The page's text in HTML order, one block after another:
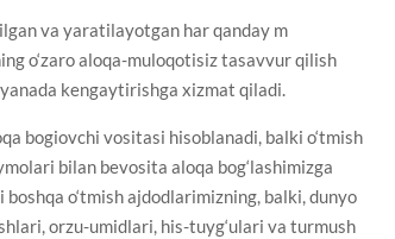
va yaratilayotgan har qanday m
o‘zaro aloqa-muloqotisiz tasavvur qilish
kengaytirishga xizmat qiladi.
bogiovchi vositasi hisoblanadi, balki o‘tmish
bilan bevosita aloqa bog‘lashimizga
o‘tmish ajdodlarimizning, balki, dunyo
orzu-umidlari, his-tuyg‘ulari va turmush